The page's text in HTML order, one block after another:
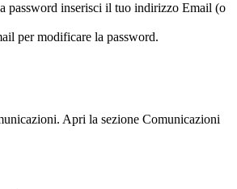
password inserisci il tuo indirizzo Email (o
per modificare la password.
Apri la sezione Comunicazioni